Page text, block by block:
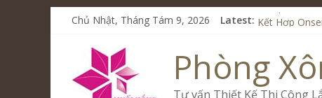
Chủ Nhật, Tháng Tám 9, 2026 Latest: Từ Spa Trị
Cham
Spa Jjim Jil
Tăng Doanh
Phòng
Tư vấn Thiết Kế Thi Công